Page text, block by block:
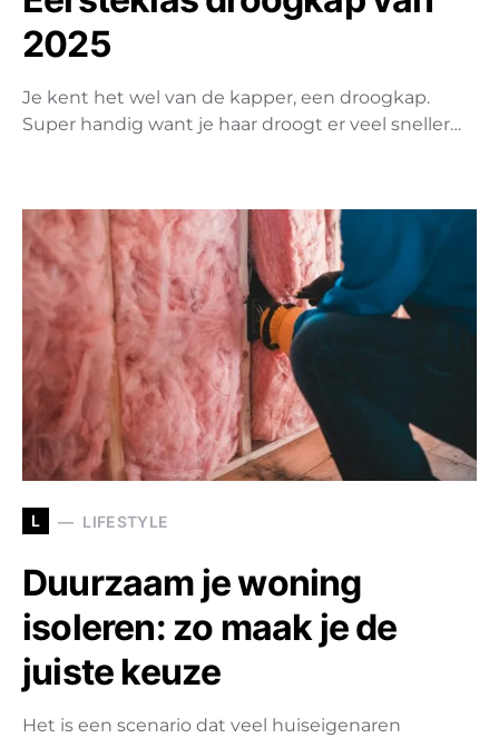
2025
Je kent het wel van de kapper, een droogkap.
Super handig want je haar droogt er veel sneller…
L LIFESTYLE
Duurzaam je woning
isoleren: zo maak je de
juiste keuze
Het is een scenario dat veel huiseigenaren